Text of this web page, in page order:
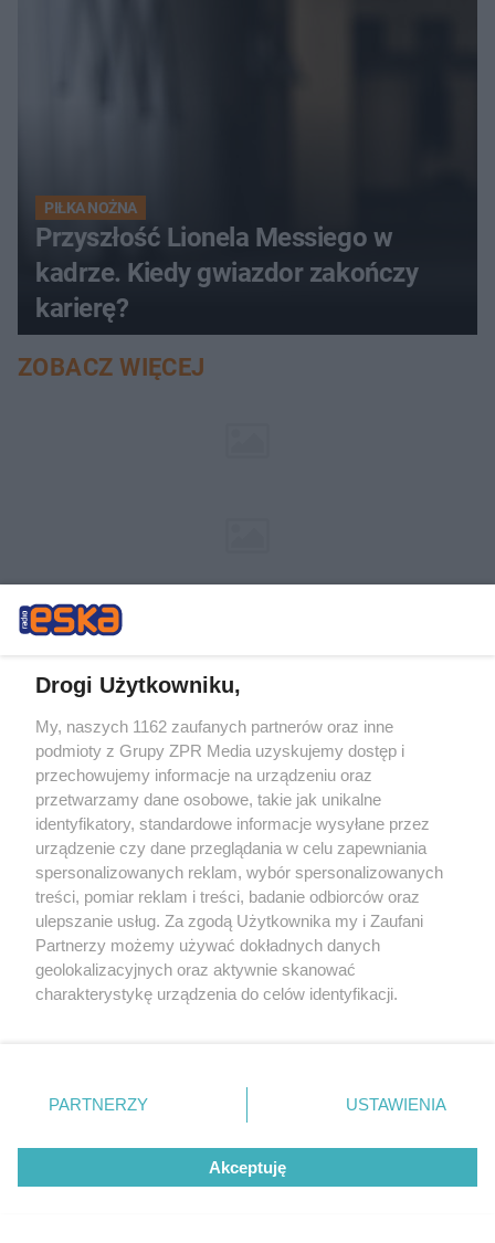
PIŁKA NOŻNA
Przyszłość Lionela Messiego w
kadrze. Kiedy gwiazdor zakończy
karierę?
ZOBACZ WIĘCEJ
Żaden utwór zamieszczony w serwisie nie może być powielany i
wykorzystanie utworów w całości lub w części z naruszeniem prawa,
tzn. bez właściwej zgody, jest zabronione pod groźbą kary i może być
Drogi Użytkowniku,
My, naszych 1162 zaufanych partnerów oraz inne
podmioty z Grupy ZPR Media uzyskujemy dostęp i
przechowujemy informacje na urządzeniu oraz
przetwarzamy dane osobowe, takie jak unikalne
identyfikatory, standardowe informacje wysyłane przez
urządzenie czy dane przeglądania w celu zapewniania
spersonalizowanych reklam, wybór spersonalizowanych
treści, pomiar reklam i treści, badanie odbiorców oraz
ulepszanie usług. Za zgodą Użytkownika my i Zaufani
Partnerzy możemy używać dokładnych danych
geolokalizacyjnych oraz aktywnie skanować
charakterystykę urządzenia do celów identyfikacji.
zmienić/wycofać klikając przycisk ustawień prywatności
znajdujący się w lewym dolnym rogu strony
rodzaje przetwarzania danych nie wymagają zgody
użytkownika, ale masz prawo sprzeciwić się takiemu
przetwarzaniu. Preferencje będą miały zastosowanie tylko
PARTNERZY USTAWIENIA
Akceptuję